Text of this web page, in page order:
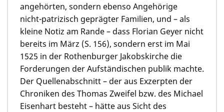
angehörten, sondern ebenso Angehörige
nicht‑patrizisch geprägter Familien, und – als
kleine Notiz am Rande – dass Florian Geyer nicht
bereits im März (S. 156), sondern erst im Mai
1525 in der Rothenburger Jakobskirche die
Forderungen der Aufständischen publik machte.
Der Quellenabschnitt – der aus Exzerpten der
Chroniken des Thomas Zweifel bzw. des Michael
Eisenhart besteht – hätte aus Sicht des